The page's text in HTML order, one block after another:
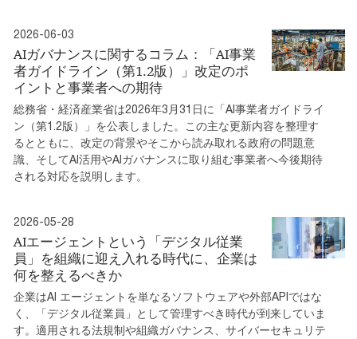
2026-06-03
AIガバナンスに関するコラム：「AI事業
者ガイドライン（第1.2版）」改定のポ
イントと事業者への期待
総務省・経済産業省は2026年3月31日に「AI事業者ガイドライ
ン（第1.2版）」を公表しました。この主な更新内容を整理す
るとともに、改定の背景やそこから読み取れる政府の問題意
識、そしてAI活用やAIガバナンスに取り組む事業者へ今後期待
される対応を説明します。
2026-05-28
AIエージェントという「デジタル従業
員」を組織に迎え入れる時代に、企業は
何を整えるべきか
企業はAI エージェントを単なるソフトウェアや外部APIではな
く、「デジタル従業員」として管理すべき時代が到来していま
す。適用される法規制や組織ガバナンス、サイバーセキュリテ